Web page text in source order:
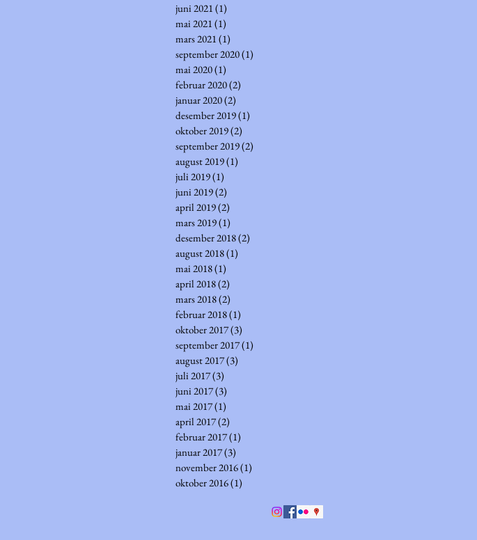
juni 2021 (1)
mai 2021 (1)
mars 2021 (1)
september 2020(1)
mai 2020(1)
februar 2020(2)
januar 2020(2)
desember 2019(1)
oktober 2019(2)
september 2019(2)
august 2019(1)
juli 2019(1)
juni 2019(2)
april 2019(2)
mars 2019(1)
desember 2018(2)
august 2018(1)
mai 2018(1)
april 2018(2)
mars 2018(2)
februar 2018(1)
oktober 2017(3)
september 2017(1)
august 2017(3)
juli 2017(3)
juni 2017(3)
mai 2017(1)
april 2017(2)
februar 2017(1)
januar 2017(3)
november 2016(1)
oktober 2016(1)